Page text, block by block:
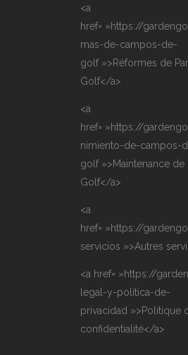
<a
href= »https://
mas-de-campos-de-
golf »>Réformes de
Golf</a>
<a
href= »https://
nimiento-de-campos-
golf »>Maintenance de
Golf</a>
<a
href= »https://
servicios »>Autres
<a href= »https://
legal-y-politica-de-
privacidad »>Politique
confidentialité</a>